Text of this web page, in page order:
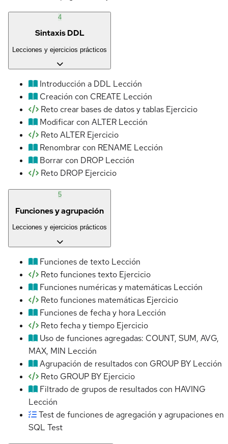
4
Sintaxis DDL
Lecciones y ejercicios prácticos
Introducción a DDL Lección
Creación con CREATE Lección
Reto crear bases de datos y tablas Ejercicio
Modificar con ALTER Lección
Reto ALTER Ejercicio
Renombrar con RENAME Lección
Borrar con DROP Lección
Reto DROP Ejercicio
5
Funciones y agrupación
Lecciones y ejercicios prácticos
Funciones de texto Lección
Reto funciones texto Ejercicio
Funciones numéricas y matemáticas Lección
Reto funciones matemáticas Ejercicio
Funciones de fecha y hora Lección
Reto fecha y tiempo Ejercicio
Uso de funciones agregadas: COUNT, SUM, AVG,
MAX, MIN Lección
Agrupación de resultados con GROUP BY Lección
Reto GROUP BY Ejercicio
Filtrado de grupos de resultados con HAVING
Lección
Test de funciones de agregación y agrupaciones en
SQL Test